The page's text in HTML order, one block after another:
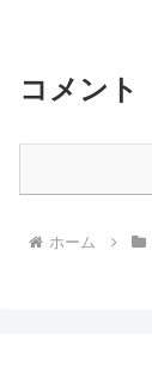
コメント
ホーム